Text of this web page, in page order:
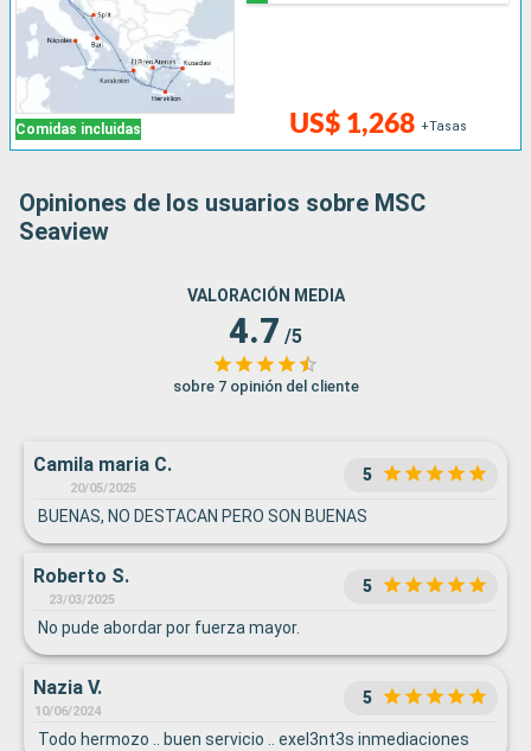
Comidas incluidas US$ 1,268 +Tasas
Opiniones de los usuarios sobre MSC
Seaview
VALORACIÓN MEDIA
4.7 /5
sobre 7 opinión del cliente
Camila maria C.
20/05/2025
5
BUENAS, NO DESTACAN PERO SON BUENAS
Roberto S.
23/03/2025
5
No pude abordar por fuerza mayor.
Nazia V.
10/06/2024
5
Todo hermozo .. buen servicio .. exel3nt3s inmediaciones